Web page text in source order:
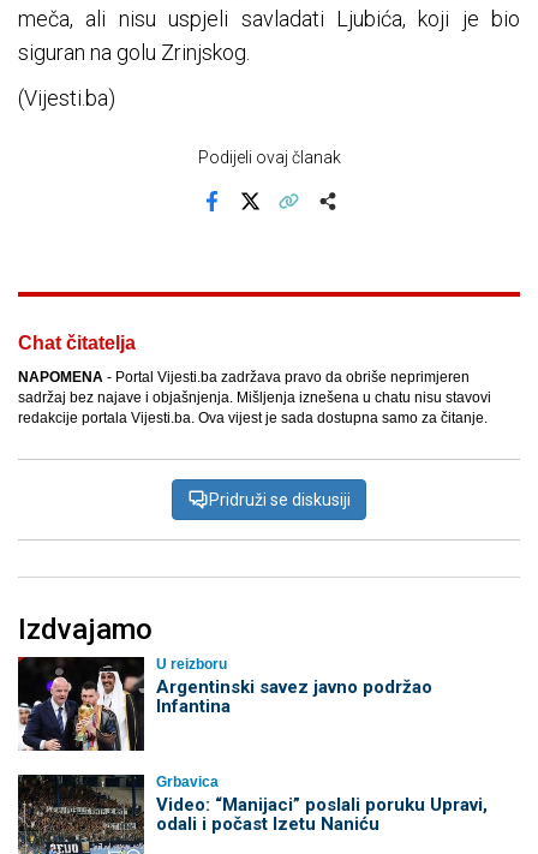
meča, ali nisu uspjeli savladati Ljubića, koji je bio
siguran na golu Zrinjskog.
(Vijesti.ba)
Podijeli ovaj članak
Chat čitatelja
NAPOMENA - Portal Vijesti.ba zadržava pravo da obriše neprimjeren
sadržaj bez najave i objašnjenja. Mišljenja iznešena u chatu nisu stavovi
redakcije portala Vijesti.ba. Ova vijest je sada dostupna samo za čitanje.
Pridruži se diskusiji
Izdvajamo
U reizboru
Argentinski savez javno podržao
Infantina
Grbavica
Video: “Manijaci” poslali poruku Upravi,
odali i počast Izetu Naniću